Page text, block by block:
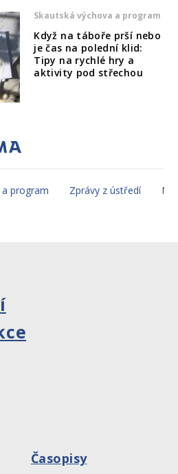
Skautská výchova a program
Když na táboře prší nebo
je čas na polední klid:
Tipy na rychlé hry a
aktivity pod střechou
program Zprávy z ústředí
Časopisy